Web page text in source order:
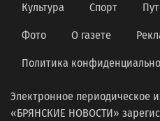
Культура Спорт
Фото О газете
Политика
Электронное периодическое
«БРЯНСКИЕ НОВОСТИ»